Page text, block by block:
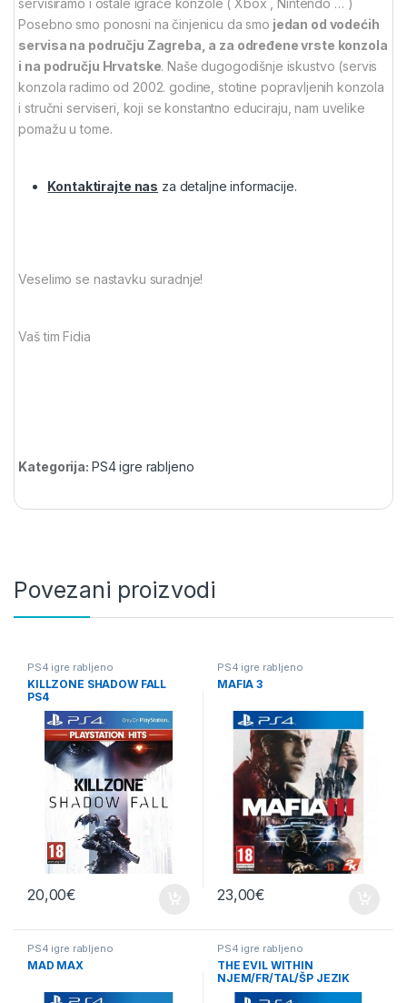
servisiramo i ostale igraće konzole ( Xbox , Nintendo … )
Posebno smo ponosni na činjenicu da smo jedan od vodećih
servisa na području Zagreba, a za određene vrste konzola
i na području Hrvatske. Naše dugogodišnje iskustvo (servis
konzola radimo od 2002. godine, stotine popravljenih konzola
i stručni serviseri, koji se konstantno educiraju, nam uvelike
pomažu u tome.
Kontaktirajte nas za detaljne informacije.
Veselimo se nastavku suradnje!
Vaš tim Fidia
Kategorija: PS4 igre rabljeno
Povezani proizvodi
PS4 igre rabljeno
KILLZONE SHADOW FALL
PS4
20,00€
PS4 igre rabljeno
MAFIA 3
23,00€
PS4 igre rabljeno
MAD MAX
PS4 igre rabljeno
THE EVIL WITHIN
NJEM/FR/TAL/ŠP JEZIK